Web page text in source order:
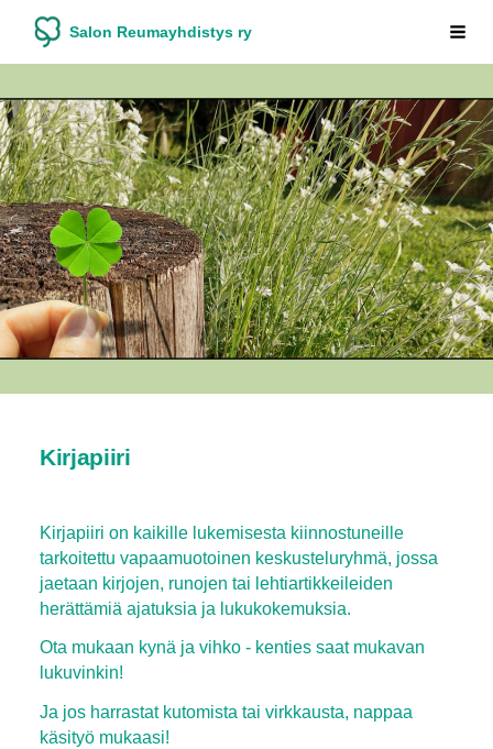
Siirry
sivun
Salon Reumayhdistys ry
Kirjapiiri
Kirjapiiri on kaikille lukemisesta kiinnostuneille
tarkoitettu vapaamuotoinen keskusteluryhmä, jossa
jaetaan kirjojen, runojen tai lehtiartikkeileiden
herättämiä ajatuksia ja lukukokemuksia.
Ota mukaan kynä ja vihko - kenties saat mukavan
lukuvinkin!
Ja jos harrastat kutomista tai virkkausta, nappaa
käsityö mukaasi!